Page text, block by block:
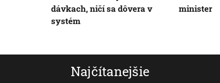
Najčítanejšie
dávkach, ničí sa dôvera v
systém
minister